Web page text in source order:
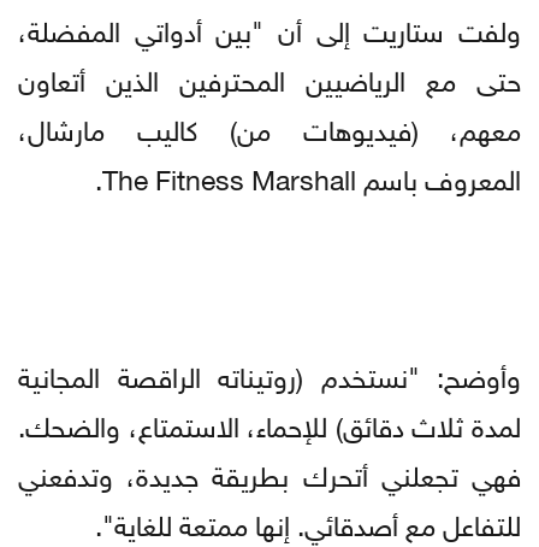
ولفت ستاريت إلى أن "بين أدواتي المفضلة،
حتى مع الرياضيين المحترفين الذين أتعاون
معهم، (فيديوهات من) كاليب مارشال،
المعروف باسم The Fitness Marshall.
وأوضح: "نستخدم (روتيناته الراقصة المجانية
لمدة ثلاث دقائق) للإحماء، الاستمتاع، والضحك.
فهي تجعلني أتحرك بطريقة جديدة، وتدفعني
للتفاعل مع أصدقائي. إنها ممتعة للغاية".